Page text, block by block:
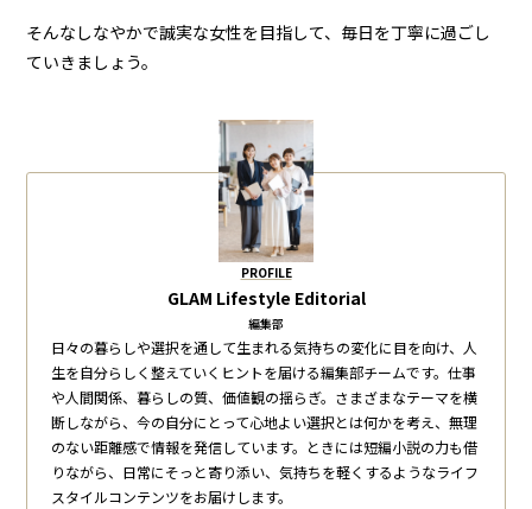
そんなしなやかで誠実な女性を目指して、毎日を丁寧に過ごし
ていきましょう。
PROFILE
GLAM Lifestyle Editorial
編集部
日々の暮らしや選択を通して生まれる気持ちの変化に目を向け、人
生を自分らしく整えていくヒントを届ける編集部チームです。仕事
や人間関係、暮らしの質、価値観の揺らぎ。さまざまなテーマを横
断しながら、今の自分にとって心地よい選択とは何かを考え、無理
のない距離感で情報を発信しています。ときには短編小説の力も借
りながら、日常にそっと寄り添い、気持ちを軽くするようなライフ
スタイルコンテンツをお届けします。